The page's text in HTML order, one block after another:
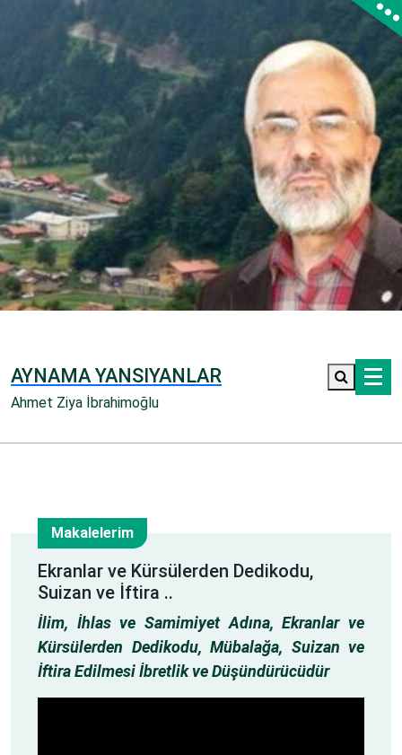
AYNAMA YANSIYANLAR
Ahmet Ziya İbrahimoğlu
29
Makalelerim
Ekranlar ve Kürsülerden Dedikodu,
Suizan ve İftira ..
İlim, İhlas ve Samimiyet Adına, Ekranlar ve
Kürsülerden Dedikodu, Mübalağa, Suizan ve
İftira Edilmesi İbretlik ve Düşündürücüdür